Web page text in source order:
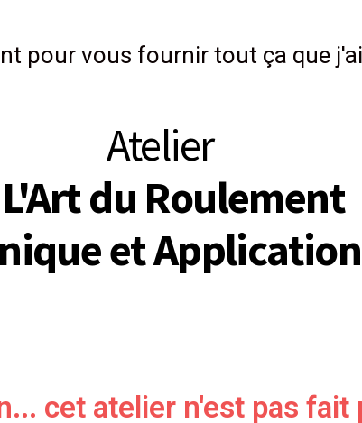
pour vous fournir tout ça que
Atelier
du Roulement
et
cet atelier n'est pas fait